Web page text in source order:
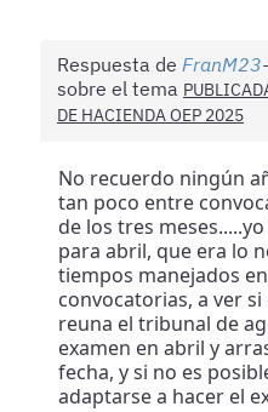
Respuesta de FranM23
sobre el tema
DE HACIENDA OEP 2025
No recuerdo ningún
tan poco entre
de los tres
para abril, que era lo
tiempos manejados
convocatorias, a ver
reuna el tribunal de
examen en abril y
fecha, y si no es
adaptarse a hacer el